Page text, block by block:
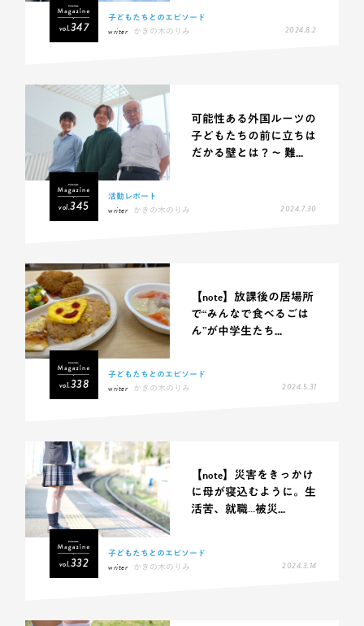
vol.347
子どもたちとのエピソード
writer
かきの木のりみ 2024.8.2
vol.345
可能性ある外国ルーツの
子どもたちの前に立ちは
だかる壁とは？〜 難...
活動レポート
writer
かきの木のりみ 2024.7.30
vol.338
【note】放課後の居場所
で“みんなで食べるごは
ん”が中学生たち...
子どもたちとのエピソード
writer
かきの木のりみ 2024.5.31
vol.332
【note】災害をきっかけ
に母が寝込むように。生
活苦、就職…被災...
子どもたちとのエピソード
writer
かきの木のりみ 2024.3.14